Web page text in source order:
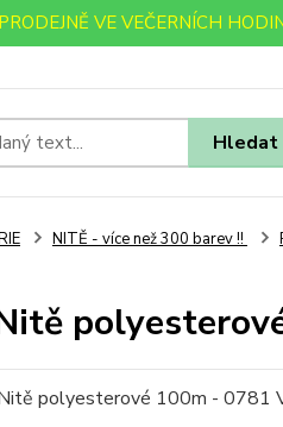
VE VEČERNÍCH
Hledat
NITĚ - více než 300 barev !!